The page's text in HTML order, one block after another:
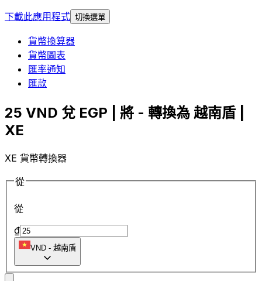
下載此應用程式 切換選單
貨幣換算器
貨幣圖表
匯率通知
匯款
25 VND 兌 EGP | 將 - 轉換為 越南盾 |
XE
XE 貨幣轉換器
從
從
₫
VND - 越南盾